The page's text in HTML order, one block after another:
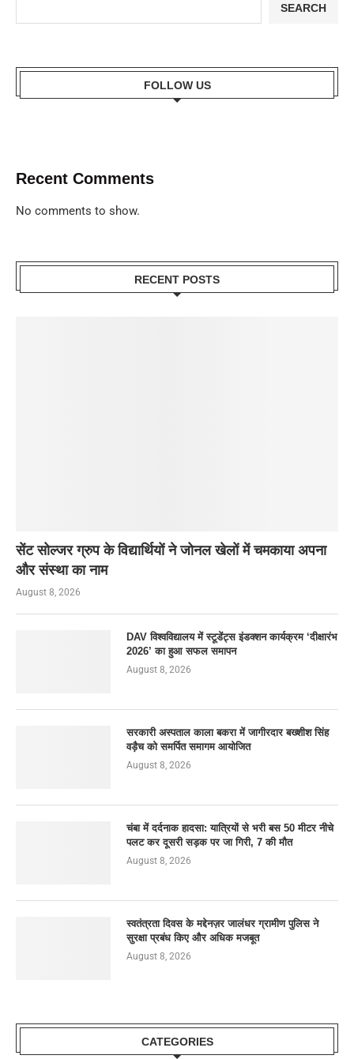
SEARCH
FOLLOW US
Recent Comments
No comments to show.
RECENT POSTS
सेंट सोल्जर ग्रुप के विद्यार्थियों ने जोनल खेलों में चमकाया अपना
और संस्था का नाम
August 8, 2026
DAV विश्वविद्यालय में स्टूडेंट्स इंडक्शन कार्यक्रम ‘दीक्षारंभ
2026’ का हुआ सफल समापन
August 8, 2026
सरकारी अस्पताल काला बकरा में जागीरदार बख्शीश सिंह
वड़ैच को समर्पित समागम आयोजित
August 8, 2026
चंबा में दर्दनाक हादसा: यात्रियों से भरी बस 50 मीटर नीचे
पलट कर दूसरी सड़क पर जा गिरी, 7 की मौत
August 8, 2026
स्वतंत्रता दिवस के मद्देनज़र जालंधर ग्रामीण पुलिस ने
सुरक्षा प्रबंध किए और अधिक मजबूत
August 8, 2026
CATEGORIES